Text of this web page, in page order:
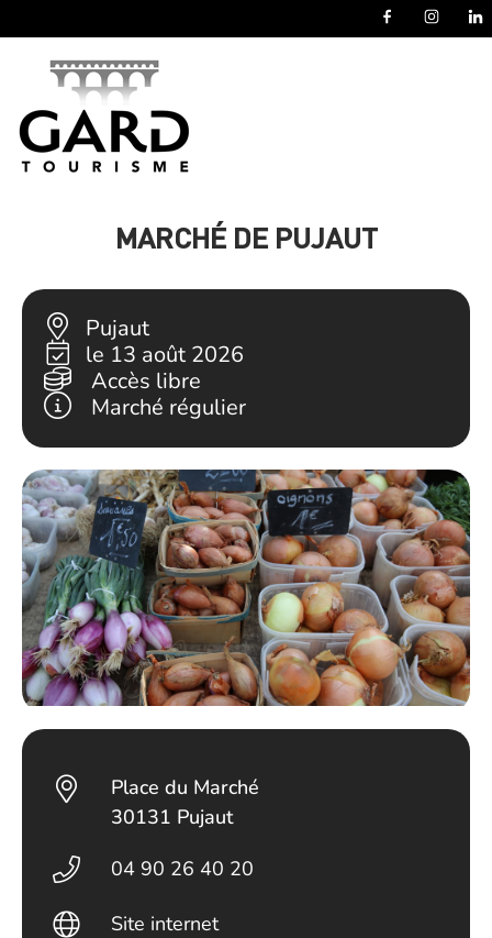
MARCHÉ DE PUJAUT
Pujaut
le 13 août 2026
Accès libre
Marché régulier
Place du Marché
30131 Pujaut
04 90 26 40 20
Site internet